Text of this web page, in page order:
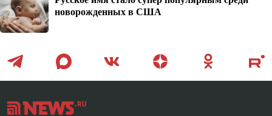
новорожденных в США